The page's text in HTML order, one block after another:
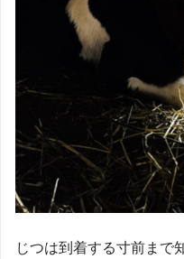
じつは到着する寸前まで